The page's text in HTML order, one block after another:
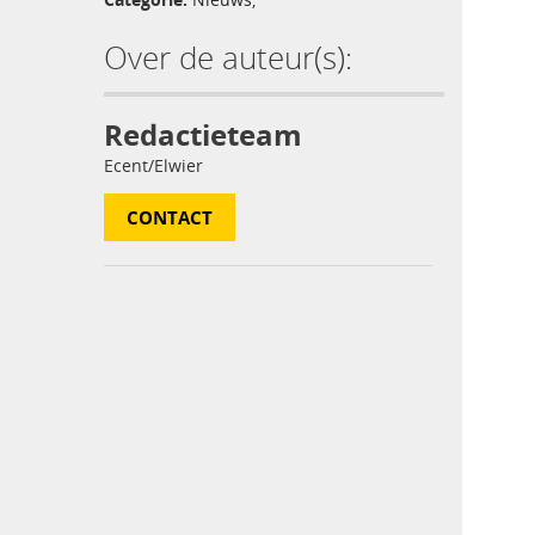
Over de auteur(s):
Redactieteam
Ecent/Elwier
CONTACT